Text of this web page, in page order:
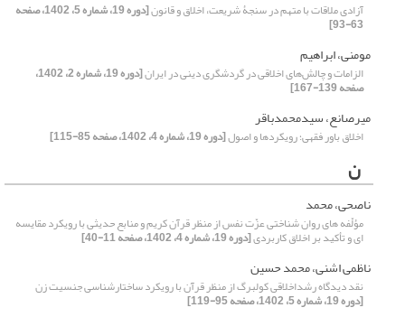
آزادی ملاقات با متهم در سنجۀ شریعت، اخلاق و قانون [دوره 19، شماره 5، 1402، صفحه
63-93]
مومنی، ابراهیم
الزامات و چالش‌های اخلاقی در گردشگری دینی در ایران [دوره 19، شماره 2، 1402،
صفحه 139-167]
میرصانع، سیدمحمدباقر
اخلاق باور فقهی؛ رویکردها و اصول[دوره 19، شماره 4، 1402، صفحه 85-115]
ن
ناصحی، محمد
مؤلّفه هاى روان شناختى عزّت نفس از منظر قرآن کریم و منابع حدیثى با رویکرد مقایسه
ای و تأکید بر اخلاق کاربردی[دوره 19، شماره 4، 1402، صفحه 11-40]
ناظمی اشنی، محمد حسین
نقد دیدگاه رشداخلاقی کولبرگ از منظر قرآن با رویکرد ساختارشناسی جنسیت زن
[دوره 19، شماره 5، 1402، صفحه 95-119]